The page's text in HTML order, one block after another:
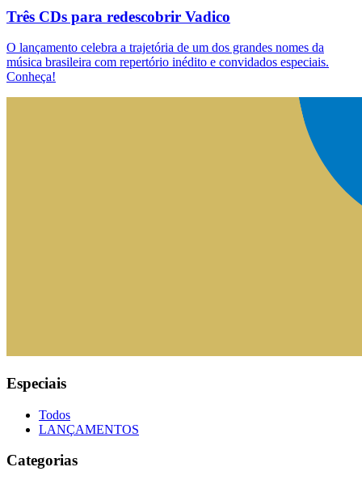
Três CDs para redescobrir Vadico
O lançamento celebra a trajetória de um dos grandes nomes da
música brasileira com repertório inédito e convidados especiais.
Conheça!
Especiais
Todos
LANÇAMENTOS
Categorias